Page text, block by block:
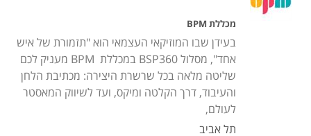
לומדים על ההיסטוריה של האמנות כחלק מלימודי היסוד,
מתוך התפיסה שרק על ידי הבנת העבר ניתן ליצור עולם
חדש ומתקדם, ורק על ידי הנחת היסודות אפשר לבנות בניין
שלם. בוגרי התואר שסיימו את חובותיהם כנדרש זכאים
B.Mus
.
מסלולי לימוד
מכללת BPM
בעידן שבו המוזיקאי העצמאי הוא "תזמורת של איש
אחד", מסלול BSP360 במכללת BPM מעניק לכם
שליטה מלאה בכל שרשרת היצירה: מכתיבת הלחן
והעיבוד, דרך הקלטה ומיקס, ועד לשיווק המאסטר
לעולם,
תל אביב